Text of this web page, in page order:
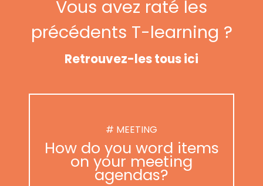
Vous avez raté les
précédents T-learning ?
Retrouvez-les tous ici
# MEETING
How do you word items
on your meeting
agendas?